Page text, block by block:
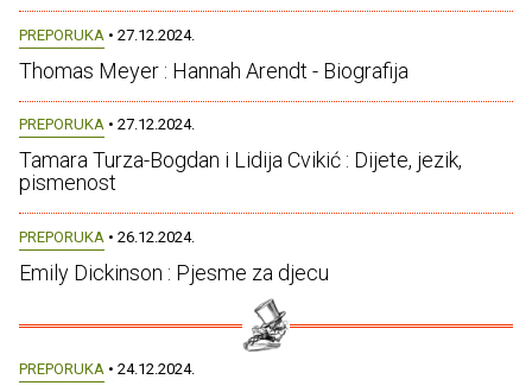
PREPORUKA • 27.12.2024.
Thomas Meyer : Hannah Arendt - Biografija
PREPORUKA • 27.12.2024.
Tamara Turza-Bogdan i Lidija Cvikić : Dijete, jezik,
pismenost
PREPORUKA • 26.12.2024.
Emily Dickinson : Pjesme za djecu
PREPORUKA • 24.12.2024.